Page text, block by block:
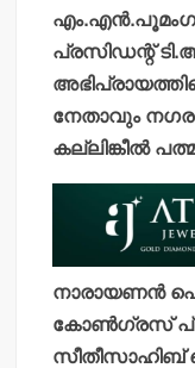
പ്രസിഡന്റ്
നേതാവും
കല്ലിങ്കീല്‍
നാരായണന്‍
കോണ്‍ഗ്രസ്
സീതീസാഹിബ്